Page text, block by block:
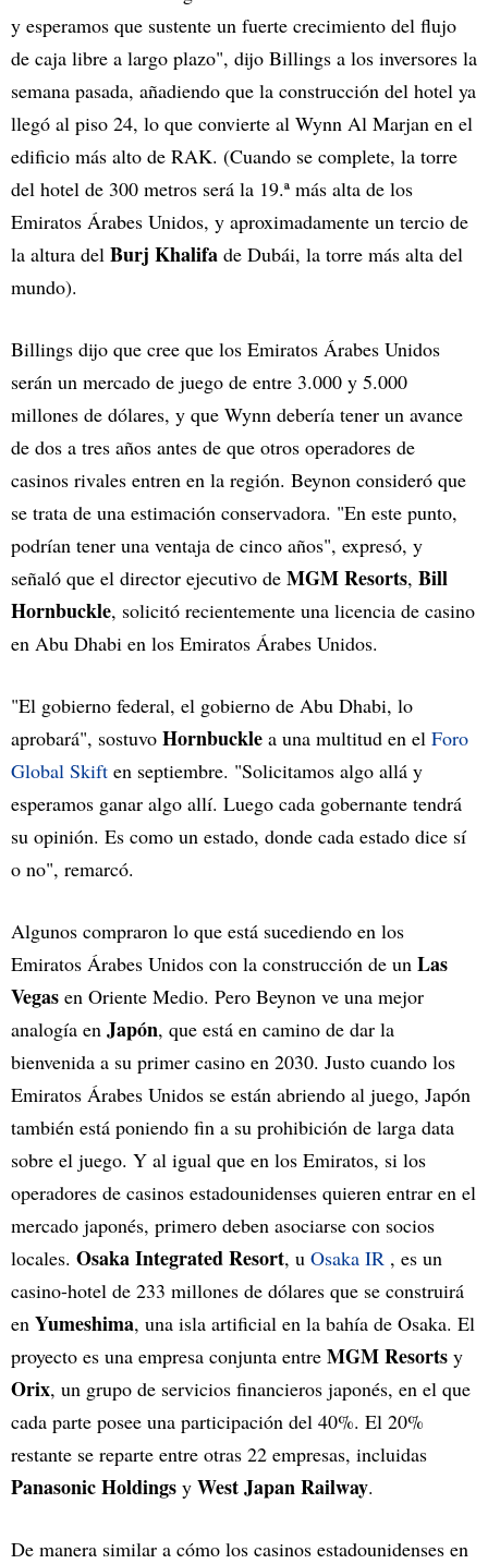
y esperamos que sustente un fuerte crecimiento del flujo
de caja libre a largo plazo", dijo Billings a los inversores la
semana pasada, añadiendo que la construcción del hotel ya
llegó al piso 24, lo que convierte al Wynn Al Marjan en el
edificio más alto de RAK. (Cuando se complete, la torre
del hotel de 300 metros será la 19.ª más alta de los
Emiratos Árabes Unidos, y aproximadamente un tercio de
la altura del Burj Khalifa de Dubái, la torre más alta del
mundo).
Billings dijo que cree que los Emiratos Árabes Unidos
serán un mercado de juego de entre 3.000 y 5.000
millones de dólares, y que Wynn debería tener un avance
de dos a tres años antes de que otros operadores de
casinos rivales entren en la región. Beynon consideró que
se trata de una estimación conservadora. "En este punto,
podrían tener una ventaja de cinco años", expresó, y
señaló que el director ejecutivo de MGM Resorts, Bill
Hornbuckle, solicitó recientemente una licencia de casino
en Abu Dhabi en los Emiratos Árabes Unidos.
"El gobierno federal, el gobierno de Abu Dhabi, lo
aprobará", sostuvo Hornbuckle a una multitud en el Foro
Global Skift en septiembre. "Solicitamos algo allá y
esperamos ganar algo allí. Luego cada gobernante tendrá
su opinión. Es como un estado, donde cada estado dice sí
o no", remarcó.
Algunos compraron lo que está sucediendo en los
Emiratos Árabes Unidos con la construcción de un Las
Vegas en Oriente Medio. Pero Beynon ve una mejor
analogía en Japón, que está en camino de dar la
bienvenida a su primer casino en 2030. Justo cuando los
Emiratos Árabes Unidos se están abriendo al juego, Japón
también está poniendo fin a su prohibición de larga data
sobre el juego. Y al igual que en los Emiratos, si los
operadores de casinos estadounidenses quieren entrar en el
mercado japonés, primero deben asociarse con socios
locales. Osaka Integrated Resort, u Osaka IR , es un
casino-hotel de 233 millones de dólares que se construirá
en Yumeshima, una isla artificial en la bahía de Osaka. El
proyecto es una empresa conjunta entre MGM Resorts y
Orix, un grupo de servicios financieros japonés, en el que
cada parte posee una participación del 40%. El 20%
restante se reparte entre otras 22 empresas, incluidas
Panasonic Holdings y West Japan Railway.
De manera similar a cómo los casinos estadounidenses en